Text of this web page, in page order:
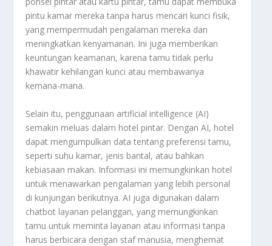
pintu kamar mereka tanpa harus mencari kunci fisik,
yang mempermudah pengalaman mereka dan
meningkatkan kenyamanan. Ini juga memberikan
keuntungan keamanan, karena tamu tidak perlu
khawatir kehilangan kunci atau membawanya
kemana-mana.
Selain itu, penggunaan artificial intelligence (AI)
semakin meluas dalam hotel pintar. Dengan AI, hotel
dapat mengumpulkan data tentang preferensi tamu,
seperti suhu kamar, jenis bantal, atau bahkan
kebiasaan makan. Informasi ini memungkinkan hotel
untuk menawarkan pengalaman yang lebih personal
di kunjungan berikutnya. AI juga digunakan dalam
chatbot layanan pelanggan, yang memungkinkan
tamu untuk meminta layanan atau informasi tanpa
harus berbicara dengan staf manusia, menghemat